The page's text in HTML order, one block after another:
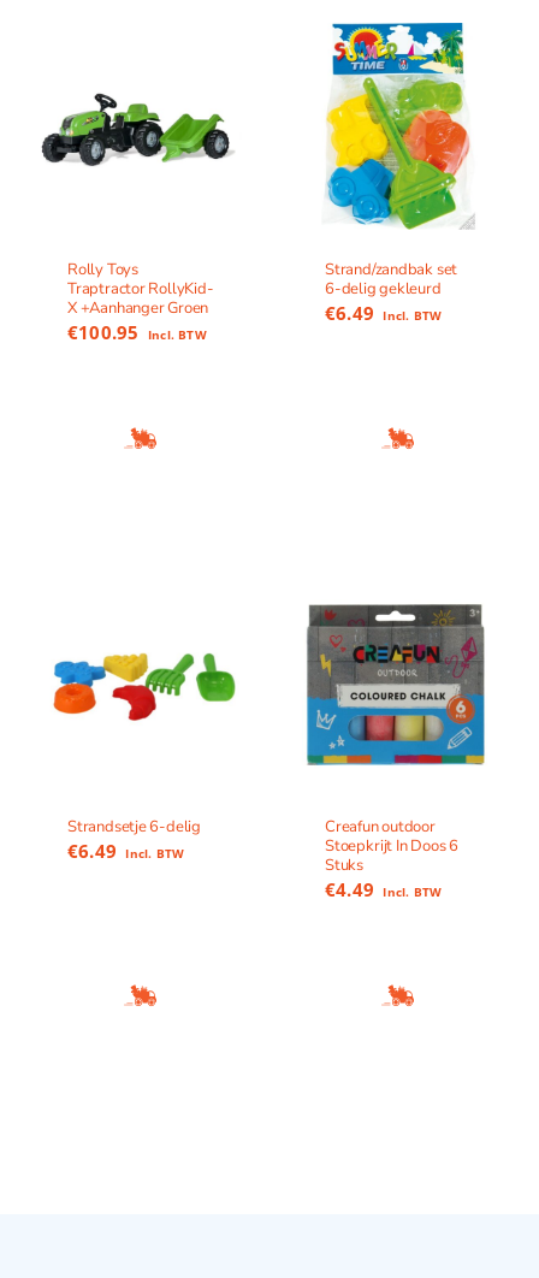
Rolly Toys
Traptractor RollyKid-
X +Aanhanger Groen
€100.95 Incl. BTW
Strand/zandbak set
6-delig gekleurd
€6.49 Incl. BTW
Strandsetje 6-delig
€6.49 Incl. BTW
Creafun outdoor
Stoepkrijt In Doos 6
Stuks
€4.49 Incl. BTW